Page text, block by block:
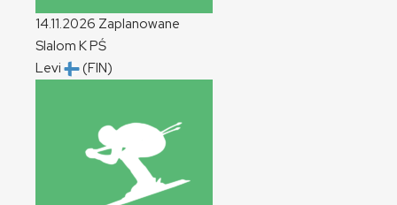
14.11.2026 Zaplanowane
Slalom KPŚ
Levi
(FIN)